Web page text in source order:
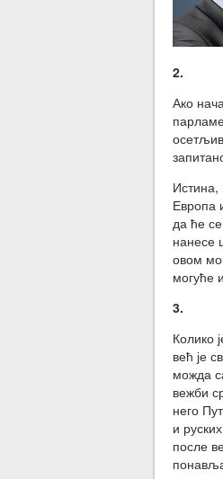
2.
Ако
Истина,
Европа
да ће
нанесе
овом
могуће
3.
Колико
већ је
можда
вежби
него
и
после